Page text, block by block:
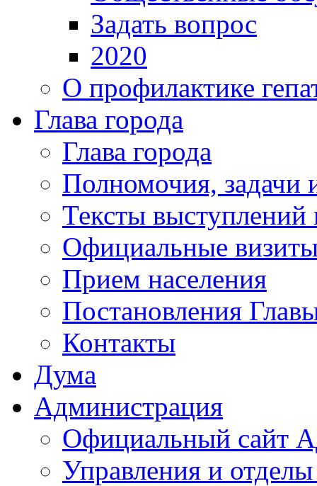
Задать вопрос
2020
О профилактике
Глава города
Глава города
Полномочия, задачи
Тексты выступлений
Официальные
Прием населения
Постановления
Контакты
Дума
Администрация
Официальный сайт
Управления и